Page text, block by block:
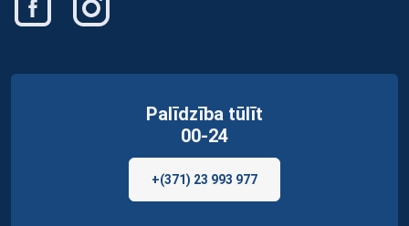
Palīdzība tūlīt
00-24
+(371) 23 993 977